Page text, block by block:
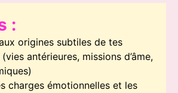
:
origines subtiles de tes
antérieures, missions d’âme,
charges émotionnelles et les